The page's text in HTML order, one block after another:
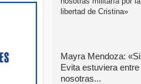
Mayra Mendoza: «Si
Evita estuviera entre
nosotras...